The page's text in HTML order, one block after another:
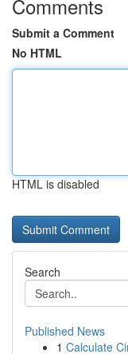
Comments
Submit a Comment
No HTML
HTML is disabled
Search
Published News
1 Calculate